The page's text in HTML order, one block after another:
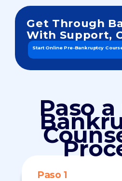
Get Through
With Support,
Start Online Pre-Bankruptcy
Paso
Paso 1